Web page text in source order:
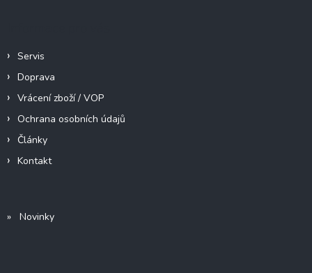
Servis
Doprava
Vrácení zboží / VOP
Ochrana osobních údajů
Články
Kontakt
» Novinky